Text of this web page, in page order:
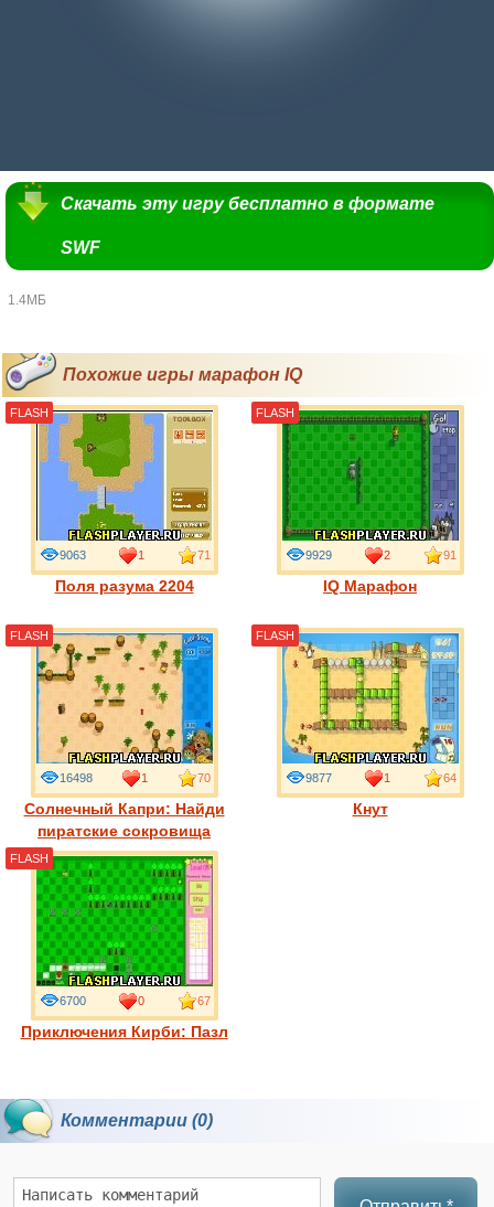
Скачать эту игру бесплатно в формате
SWF
1.4МБ
Похожие игры марафон IQ
Поля разума 2204
9063 1 71
FLASH
IQ Марафон
9929 2 91
FLASH
Солнечный Капри: Найди
пиратские сокровища
16498 1 70
FLASH
Кнут
9877 1 64
FLASH
Приключения Кирби: Пазл
6700 0 67
FLASH
Комментарии (0)